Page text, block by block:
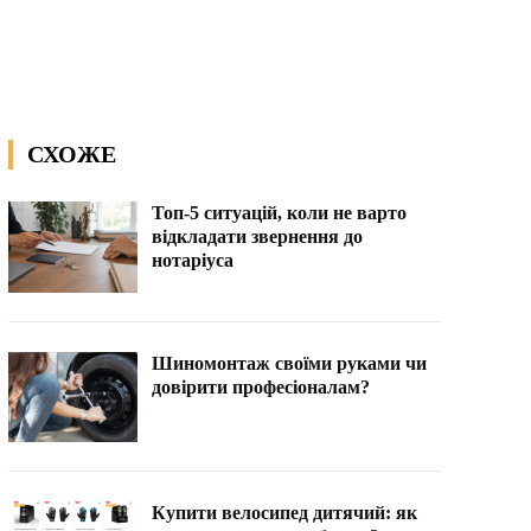
СХОЖЕ
Топ-5 ситуацій, коли не варто
відкладати звернення до
нотаріуса
Шиномонтаж своїми руками чи
довірити професіоналам?
Купити велосипед дитячий: як